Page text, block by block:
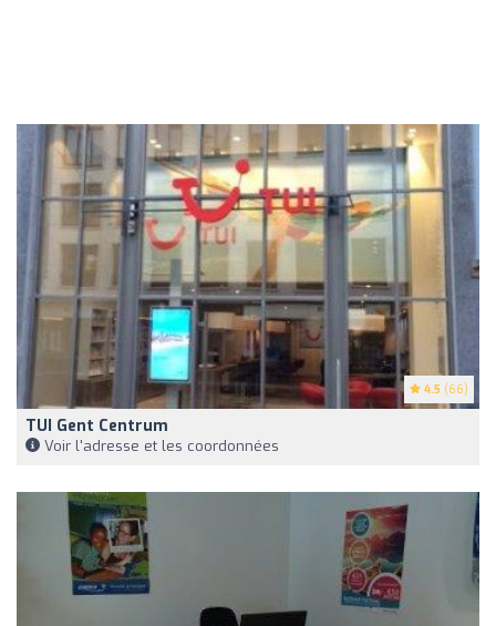
4.5 (66)
TUI Gent Centrum
Voir l'adresse et les coordonnées